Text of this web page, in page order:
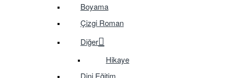
Boyama
Çizgi Roman
Diğer
Hikaye
Dini Eğitim